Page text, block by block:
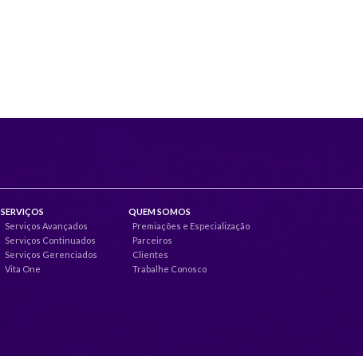
SERVIÇOS
Serviços Avançados
Serviços Continuados
Serviços Gerenciados
Vita One
QUEM SOMOS
Premiações e Especialização
Parceiros
Clientes
Trabalhe Conosco